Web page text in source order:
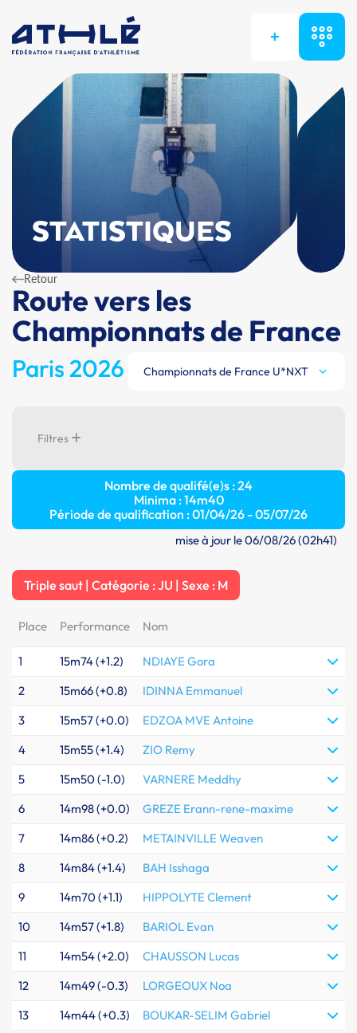
+
STATISTIQUES
Retour
Route vers les
Championnats de France
Paris 2026 Championnats de France U*NXT
Filtres
Nombre de qualifé(e)s : 24
Minima : 14m40
Période de qualification : 01/04/26 - 05/07/26
mise à jour le 06/08/26 (02h41)
Triple saut | Catégorie : JU | Sexe : M
Place Performance Nom
1 15m74 (+1.2)
NDIAYE Gora
2
15m66 (+0.8)
IDINNA Emmanuel
3
15m57 (+0.0)
EDZOA MVE Antoine
4
15m55 (+1.4)
ZIO Remy
5
15m50 (-1.0)
VARNERE Meddhy
6
14m98 (+0.0)
GREZE Erann-rene-maxime
7
14m86 (+0.2)
METAINVILLE Weaven
8
14m84 (+1.4)
BAH Isshaga
9
14m70 (+1.1)
HIPPOLYTE Clement
10
14m57 (+1.8)
BARIOL Evan
11
14m54 (+2.0)
CHAUSSON Lucas
12
14m49 (-0.3)
LORGEOUX Noa
13
14m44 (+0.3) BOUKAR-SELIM Gabriel